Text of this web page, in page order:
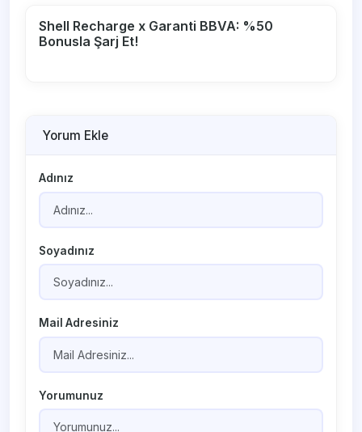
Shell Recharge x Garanti BBVA: %50
Bonusla Şarj Et!
Yorum Ekle
Adınız
Soyadınız
Mail Adresiniz
Yorumunuz